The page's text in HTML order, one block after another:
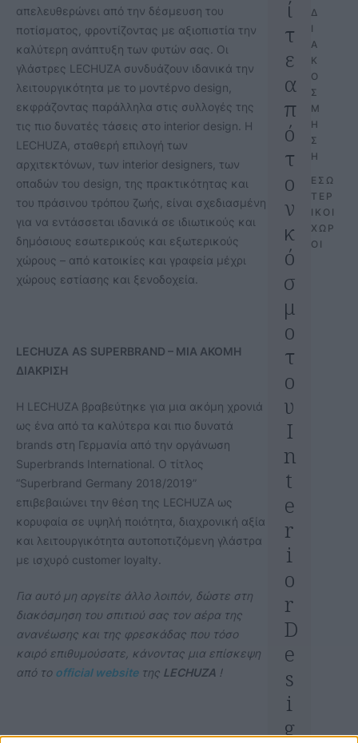
απελευθερώνει από την δέσμευση του
ποτίσματος, φροντίζοντας με αξιοπιστία την
καλύτερη ανάπτυξη των φυτών σας. Οι
γλάστρες LECHUZA συνδυάζουν ιδανικά την
λειτουργικότητα με το μοντέρνο design,
εκφράζοντας παράλληλα στις συλλογές της
τις πιο δυνατές τάσεις στο interior design. Η
LECHUZA, σταθερή επιλογή των
αρχιτεκτόνων, των interior designers, των
οπαδών του design, της πρακτικότητας και
του πράσινου τρόπου ζωής, είναι σχεδιασμένη
για να εντάσσεται ιδανικά σε ιδιωτικούς και
δημόσιους εσωτερικούς και εξωτερικούς
χώρους – από κατοικίες και γραφεία μέχρι
χώρους εστίασης και ξενοδοχεία.
LECHUZA AS SUPERBRAND – ΜΙΑ ΑΚΟΜΗ
ΔΙΑΚΡΙΣΗ
Η LECHUZA βραβεύτηκε για μια ακόμη χρονιά
ως ένα από τα καλύτερα και πιο δυνατά
brands στη Γερμανία από την οργάνωση
Superbrands International. Ο τίτλος
“Superbrand Germany 2018/2019”
επιβεβαιώνει την θέση της LECHUZA ως
κορυφαία σε υψηλή ποιότητα, διαχρονική αξία
και λειτουργικότητα αυτοποτιζόμενη γλάστρα
με ισχυρό customer loyalty.
Για αυτό μη αργείτε άλλο λοιπόν, δώστε στη
διακόσμηση του σπιτιού σας τον αέρα της
ανανέωσης και της φρεσκάδας που τόσο
καιρό επιθυμούσατε, κάνοντας μια επίσκεψη
από το official website της LECHUZA !
ί
τ
ε
α
π
ό
τ
ο
ν
κ
ό
σ
μ
ο
τ
ο
υ
I
n
t
e
r
i
o
r
D
e
s
i
g
Δ
Ι
Α
Κ
Ο
Σ
Μ
Η
Σ
Η
ΕΣΩ
ΤΕΡ
ΙΚΟΙ
ΧΩΡ
ΟΙ